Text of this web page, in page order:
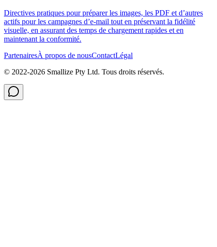
Directives pratiques pour préparer les images, les PDF et d’autres
actifs pour les campagnes d’e‑mail tout en préservant la fidélité
visuelle, en assurant des temps de chargement rapides et en
maintenant la conformité.
PartenairesÀ propos de nousContactLégal
© 2022-2026 Smallize Pty Ltd. Tous droits réservés.